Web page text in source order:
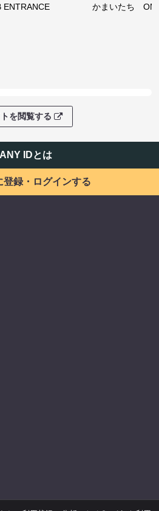
ENTRANCE かまいたち
を閲覧する
IDとは
登録・ログインする